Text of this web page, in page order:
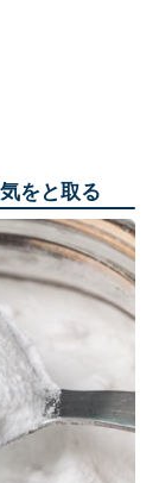
をと取る